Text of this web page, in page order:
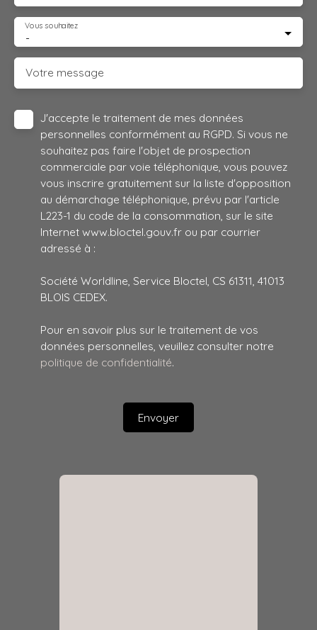
-
Vous souhaitez
Votre message
J'accepte le traitement de mes données
personnelles conformément au RGPD. Si vous ne
souhaitez pas faire l'objet de prospection
commerciale par voie téléphonique, vous pouvez
vous inscrire gratuitement sur la liste d'opposition
au démarchage téléphonique, prévu par l'article
L223-1 du code de la consommation, sur le site
Internet www.bloctel.gouv.fr ou par courrier
adressé à :
Société Worldline, Service Bloctel, CS 61311, 41013
BLOIS CEDEX.
Pour en savoir plus sur le traitement de vos
données personnelles, veuillez consulter notre
politique de confidentialité.
Envoyer